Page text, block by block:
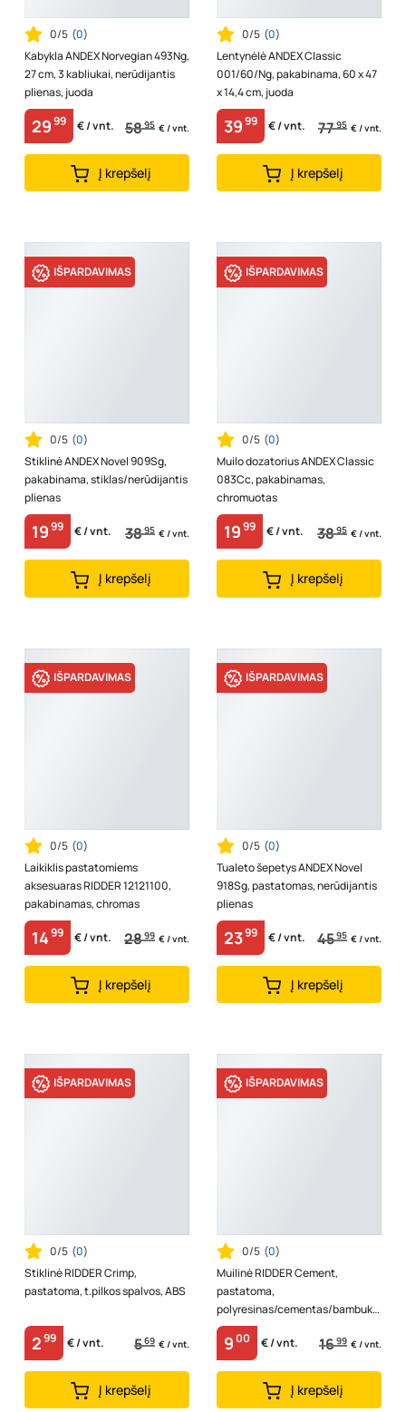
0/5 (0)
Kabykla ANDEX Norvegian 493Ng,
27 cm, 3 kabliukai, nerūdijantis
plienas, juoda
2999 € / vnt. 5895 € / vnt.
Į krepšelį
0/5 (0)
Lentynėlė ANDEX Classic
001/60/Ng, pakabinama, 60 x 47
x 14,4 cm, juoda
3999 € / vnt. 7795 € / vnt.
Į krepšelį
IŠPARDAVIMAS
0/5 (0)
Stiklinė ANDEX Novel 909Sg,
pakabinama, stiklas/nerūdijantis
plienas
1999 € / vnt. 3895 € / vnt.
Į krepšelį
IŠPARDAVIMAS
0/5 (0)
Muilo dozatorius ANDEX Classic
083Cc, pakabinamas,
chromuotas
1999 € / vnt. 3895 € / vnt.
Į krepšelį
IŠPARDAVIMAS
0/5 (0)
Laikiklis pastatomiems
aksesuaras RIDDER 12121100,
pakabinamas, chromas
1499 € / vnt. 2899 € / vnt.
Į krepšelį
IŠPARDAVIMAS
0/5 (0)
Tualeto šepetys ANDEX Novel
918Sg, pastatomas, nerūdijantis
plienas
2399 € / vnt. 4595 € / vnt.
Į krepšelį
IŠPARDAVIMAS
0/5 (0)
Stiklinė RIDDER Crimp,
pastatoma, t.pilkos spalvos, ABS
299 € / vnt. 569 € / vnt.
Į krepšelį
IŠPARDAVIMAS
0/5 (0)
Muilinė RIDDER Cement,
pastatoma,
polyresinas/cementas/bambuka
s, pilka cemento spl.
900 € / vnt. 1699 € / vnt.
Į krepšelį